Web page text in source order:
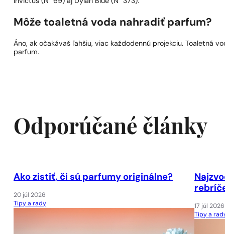
Môže toaletná voda nahradiť parfum?
Áno, ak očakávaš ľahšiu, viac každodennú projekciu. Toaletná
parfum.
Odporúčané články
Ako zistiť, či sú parfumy originálne?
20 júl 2026
Tipy a rady
17 júl 2026
Tipy a